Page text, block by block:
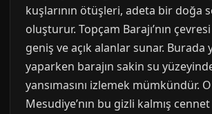
kuşlarının ötüşleri, adeta bir doğa
oluşturur. Topçam Barajı’nın
geniş ve açık alanlar sunar. Burada
yaparken barajın sakin su yüzeyinde
yansımasını izlemek mümkündür.
Mesudiye’nın bu gizli kalmış